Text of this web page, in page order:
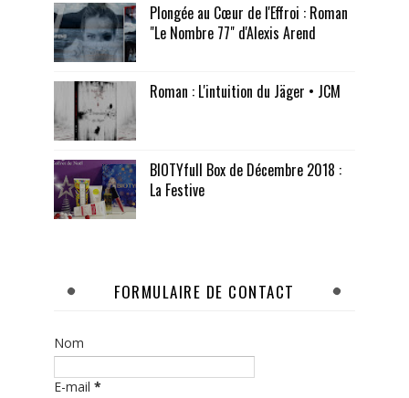
Plongée au Cœur de l'Effroi : Roman
"Le Nombre 77" d'Alexis Arend
Roman : L'intuition du Jäger • JCM
BIOTYfull Box de Décembre 2018 :
La Festive
FORMULAIRE DE CONTACT
Nom
E-mail *